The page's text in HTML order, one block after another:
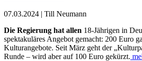
07.03.2024 | Till Neumann
Die Regierung hat allen 18-Jährigen in
spektakuläres Angebot gemacht: 200 Euro
Kulturangebote. Seit März geht der
Runde – wird aber auf 100 Euro gekürzt.